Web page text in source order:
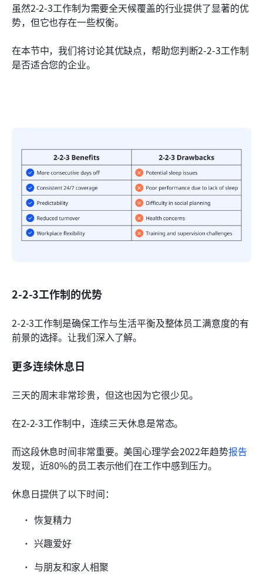
虽然2-2-3工作制为需要全天候覆盖的行业提供了显著的优
势，但它也存在一些权衡。
在本节中，我们将讨论其优缺点，帮助您判断2-2-3工作制
是否适合您的企业。
2-2-3工作制的优势
2-2-3工作制是确保工作与生活平衡及整体员工满意度的有
前景的选择。让我们深入了解。
更多连续休息日
三天的周末非常珍贵，但这也因为它很少见。
在2-2-3工作制中，连续三天休息是常态。
而这段休息时间非常重要。美国心理学会2022年趋势报告
发现，近80%的员工表示他们在工作中感到压力。
休息日提供了以下时间：
恢复精力
兴趣爱好
与朋友和家人相聚